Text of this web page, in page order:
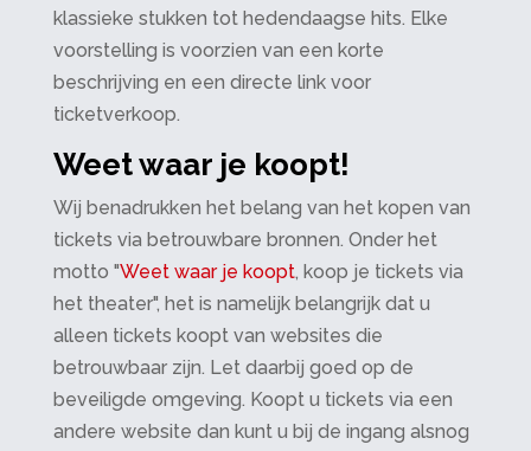
klassieke stukken tot hedendaagse hits. Elke
voorstelling is voorzien van een korte
beschrijving en een directe link voor
ticketverkoop.
Weet waar je koopt!
Wij benadrukken het belang van het kopen van
tickets via betrouwbare bronnen. Onder het
motto "Weet waar je koopt, koop je tickets via
het theater", het is namelijk belangrijk dat u
alleen tickets koopt van websites die
betrouwbaar zijn. Let daarbij goed op de
beveiligde omgeving. Koopt u tickets via een
andere website dan kunt u bij de ingang alsnog